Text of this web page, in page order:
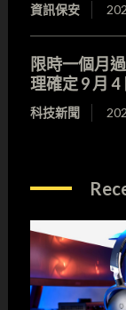
資訊保安
限時一個月
理確定 9 月 4
科技新聞